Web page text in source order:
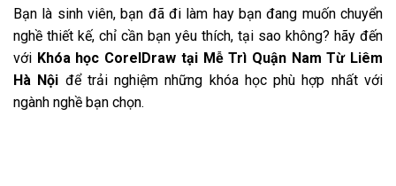
Bạn là sinh viên, bạn đã đi làm hay bạn đang muốn chuyển
nghề thiết kế, chỉ cần bạn yêu thích, tại sao không? hãy đến
với Khóa học CorelDraw tại Mễ Trì Quận Nam Từ Liêm
Hà Nội để trải nghiệm những khóa học phù hợp nhất với
ngành nghề bạn chọn.